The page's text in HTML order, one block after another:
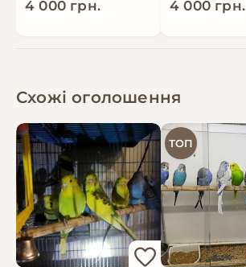
4 000 грн. 4 000 грн.
Схожі оголошення
ТОП